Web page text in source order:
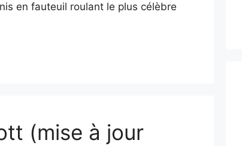
en fauteuil roulant le plus célèbre
(mise à jour